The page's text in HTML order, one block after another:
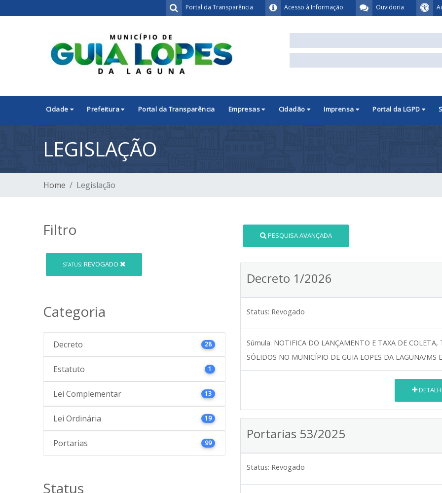
Ouvidoria
Acesso à Informação
Portal da Transparência
Cidade Prefeitura Portal da Transparência Empresas Cidadão Imprensa Portal da LGPD
LEGISLAÇÃO
Home Legislação
Filtro
STATUS: REVOGADO
Categoria
Decreto 28
Estatuto 1
Lei Complementar 13
Lei Ordinária 19
Portarias 99
Status
PESQUISA AVANÇADA
Decreto 1/2026
Status: Revogado
Súmula: NOTIFICA DO LANÇAMENTO E TAXA DE
SÓLIDOS NO MUNICÍPIO DE GUIA LOPES DA LAGUNA/MS
Portarias 53/2025
Status: Revogado